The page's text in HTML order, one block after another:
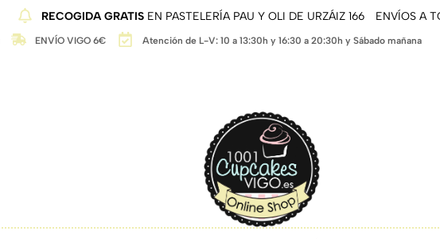
RECOGIDA GRATIS EN PASTELERÍA PAU Y OLI DE URZÁIZ 166 ENVÍOS A
ENVÍO VIGO 6€ Atención de L-V: 10 a 13:30h y 16:30 a 20:30h y Sábado mañana